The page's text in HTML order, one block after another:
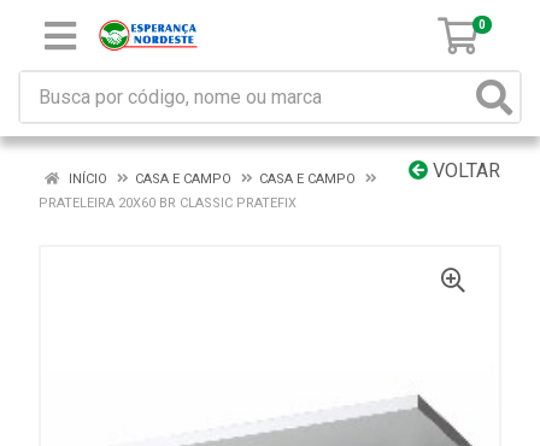
0
VOLTAR
INÍCIO CASA E CAMPO
CASA E CAMPO
PRATELEIRA 20X60 BR CLASSIC PRATEFIX